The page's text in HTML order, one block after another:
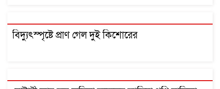
বিদ্যুৎস্পৃষ্টে প্রাণ গেল দুই কিশোরের